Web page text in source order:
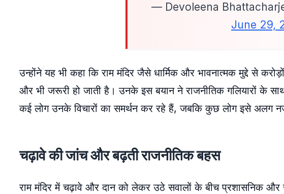
— Devoleena
June 29,
उन्होंने यह भी कहा कि राम मंदिर जैसे धार्मिक और भावनात्मक मुद्दे से
और भी जरूरी हो जाती है। उनके इस बयान ने राजनीतिक गलियारों के
कई लोग उनके विचारों का समर्थन कर रहे हैं, जबकि कुछ लोग इसे अलग
चढ़ावे की जांच और बढ़ती राजनीतिक बहस
राम मंदिर में चढ़ावे और दान को लेकर उठे सवालों के बीच प्रशासनिक